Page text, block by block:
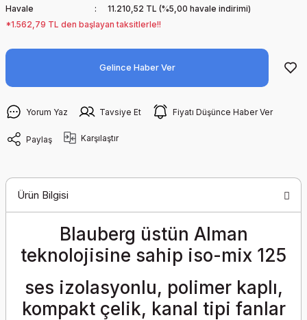
Havale
11.210,52 TL (%5,00 havale indirimi)
*1.562,79 TL den başlayan taksitlerle!!
Gelince Haber Ver
Yorum Yaz Tavsiye Et Fiyatı Düşünce Haber Ver
Paylaş Karşılaştır
Ürün Bilgisi
Blauberg üstün Alman
teknolojisine sahip iso-mix 125
ses izolasyonlu, polimer kaplı,
kompakt çelik, kanal tipi fanlar